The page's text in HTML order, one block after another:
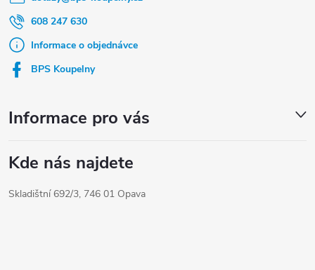
608 247 630
Informace o objednávce
BPS Koupelny
Informace pro vás
Kde nás najdete
Skladištní 692/3, 746 01 Opava